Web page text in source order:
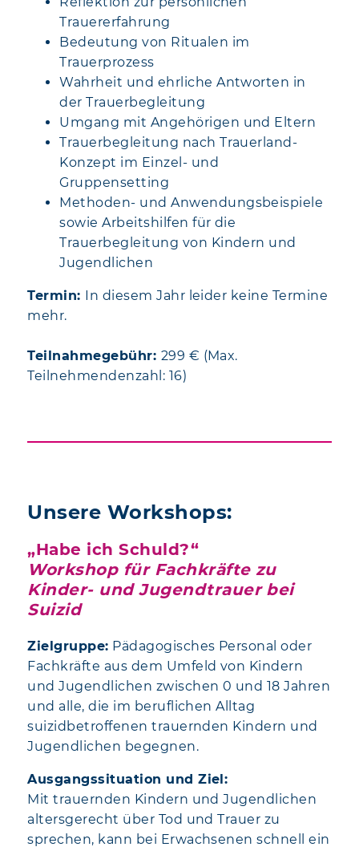
Trauererfahrung
Bedeutung von Ritualen im
Trauerprozess
Wahrheit und ehrliche Antworten in
der Trauerbegleitung
Umgang mit Angehörigen und Eltern
Trauerbegleitung nach Trauerland-
Konzept im Einzel- und
Gruppensetting
Methoden- und Anwendungsbeispiele
sowie Arbeitshilfen für die
Trauerbegleitung von Kindern und
Jugendlichen
Termin:
In diesem Jahr leider keine Termine
mehr.
Teilnahmegebühr: 299 € (Max.
Teilnehmendenzahl: 16)
Unsere Workshops:
„Habe ich Schuld?“
Workshop für Fachkräfte zu
Kinder- und Jugendtrauer bei
Suizid
Zielgruppe: Pädagogisches Personal oder
Fachkräfte aus dem Umfeld von Kindern
und Jugendlichen zwischen 0 und 18 Jahren
und alle, die im beruflichen Alltag
suizidbetroffenen trauernden Kindern und
Jugendlichen begegnen.
Ausgangssituation und Ziel:
Mit trauernden Kindern und Jugendlichen
altersgerecht über Tod und Trauer zu
sprechen, kann bei Erwachsenen schnell ein